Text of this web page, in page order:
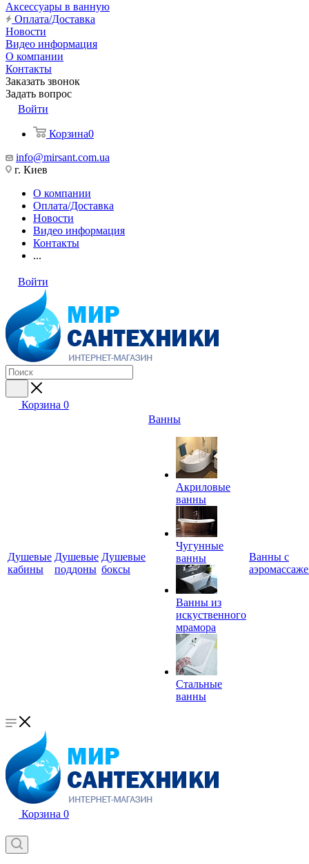
Аксессуары в ванную
Оплата/Доставка
Новости
Видео информация
О компании
Контакты
Заказать звонок
Задать вопрос
Войти
Корзина0
info@mirsant.com.ua
г. Киев
О компании
Оплата/Доставка
Новости
Видео информация
Контакты
...
Войти
Корзина 0
Душевые
кабины
Душевые
поддоны
Душевые
боксы
Ванны
Акриловые
ванны
Чугунные
ванны
Ванны из
искуственного
мрамора
Стальные
ванны
Ванны с
Корзина 0